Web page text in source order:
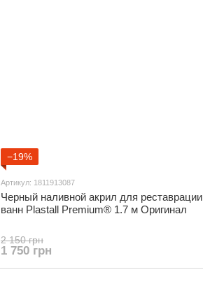
−19%
Артикул: 1811913087
Черный наливной акрил для реставрации
ванн Plastall Premium® 1.7 м Оригинал
2 150 грн
1 750 грн